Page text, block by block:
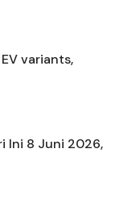
variants,
Ini 8 Juni 2026,